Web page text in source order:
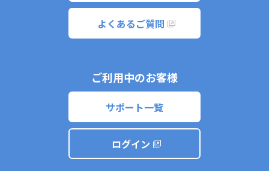
よくあるご質問
ご利用中のお客様
サポート一覧
ログイン